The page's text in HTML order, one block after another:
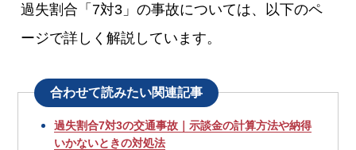
過失割合「7対3」の事故については、以下のペ
ージで詳しく解説しています。
合わせて読みたい関連記事
過失割合7対3の交通事故｜示談金の計算方法や納得
いかないときの対処法